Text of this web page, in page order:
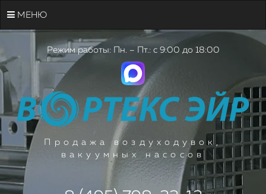
МЕНЮ
Режим работы: Пн. – Пт.: с 9:00 до 18:00
Продажа воздуходувок,
вакуумных насосов